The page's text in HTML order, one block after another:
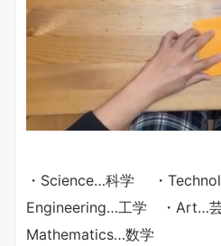
・Science…科学 ・
Engineering…工学 ・Art…
Mathematics…数学